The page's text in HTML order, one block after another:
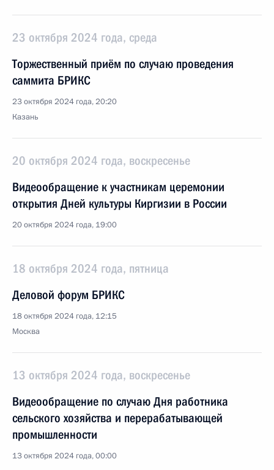
23 октября 2024 года, среда
Торжественный приём по случаю проведения
саммита БРИКС
23 октября 2024 года, 20:20
Казань
20 октября 2024 года, воскресенье
Видеообращение к участникам церемонии
открытия Дней культуры Киргизии в России
20 октября 2024 года, 19:00
18 октября 2024 года, пятница
Деловой форум БРИКС
18 октября 2024 года, 12:15
Москва
13 октября 2024 года, воскресенье
Видеообращение по случаю Дня работника
сельского хозяйства и перерабатывающей
промышленности
13 октября 2024 года, 00:00